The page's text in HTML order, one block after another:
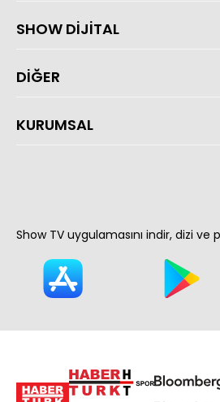
SHOW DİJİTAL
DİĞER
KURUMSAL
Show TV uygulamasını indir, dizi ve